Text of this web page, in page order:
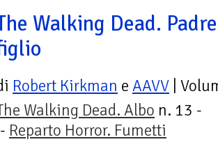
Walking Dead.
Robert Kirkman e AAVV |
Walking Dead. Albo n. 13 -
Reparto Horror. Fumetti